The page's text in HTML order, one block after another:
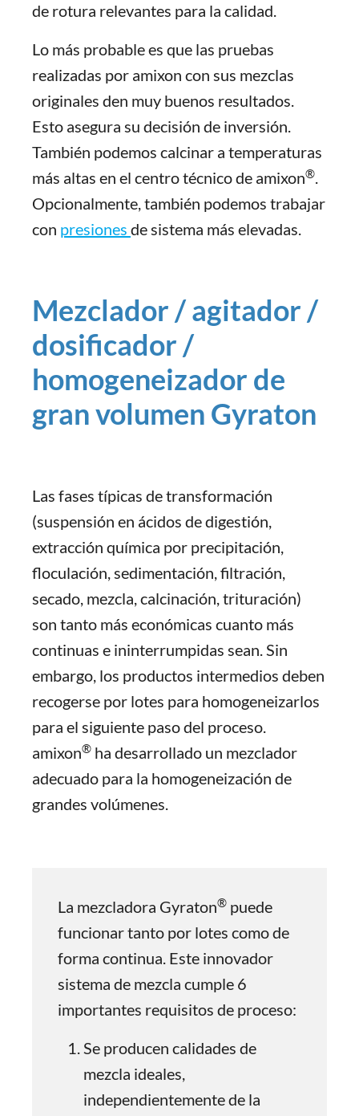
de rotura relevantes para la calidad.
Lo más probable es que las pruebas
realizadas por amixon con sus mezclas
originales den muy buenos resultados.
Esto asegura su decisión de inversión.
También podemos calcinar a temperaturas
más altas en el centro técnico de amixon®.
Opcionalmente, también podemos trabajar
con presiones de sistema más elevadas.
Mezclador / agitador /
dosificador /
homogeneizador de
gran volumen Gyraton
Las fases típicas de transformación
(suspensión en ácidos de digestión,
extracción química por precipitación,
floculación, sedimentación, filtración,
secado, mezcla, calcinación, trituración)
son tanto más económicas cuanto más
continuas e ininterrumpidas sean. Sin
embargo, los productos intermedios deben
recogerse por lotes para homogeneizarlos
para el siguiente paso del proceso.
amixon® ha desarrollado un mezclador
adecuado para la homogeneización de
grandes volúmenes.
La mezcladora Gyraton® puede
funcionar tanto por lotes como de
forma continua. Este innovador
sistema de mezcla cumple 6
importantes requisitos de proceso:
Se producen calidades de
mezcla ideales,
independientemente de la